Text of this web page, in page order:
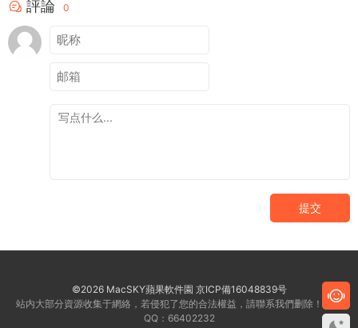
評論 0
提交
©2026 MacSKY蘋果軟件園 京ICP備16048839号
站内大部分資源收集于網絡，若侵犯了您的合法權益，請聯系我們删除！客服
QQ：66402232